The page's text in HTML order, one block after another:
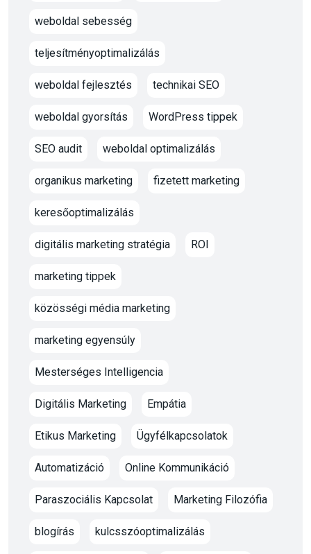
weboldal sebesség
teljesítményoptimalizálás
weboldal fejlesztés technikai SEO
weboldal gyorsítás WordPress tippek
SEO audit weboldal optimalizálás
organikus marketing fizetett marketing
keresőoptimalizálás
digitális marketing stratégia ROI
marketing tippek
közösségi média marketing
marketing egyensúly
Mesterséges Intelligencia
Digitális Marketing Empátia
Etikus Marketing Ügyfélkapcsolatok
Automatizáció Online Kommunikáció
Paraszociális Kapcsolat Marketing Filozófia
blogírás kulcsszóoptimalizálás